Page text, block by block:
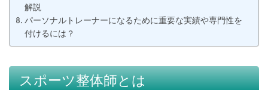
解説
パーソナルトレーナーになるために重要な実績や専門性を
付けるには？
スポーツ整体師とは